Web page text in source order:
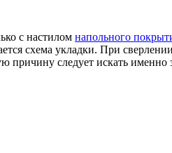
с настилом напольного
схема укладки. При
причину следует искать именно